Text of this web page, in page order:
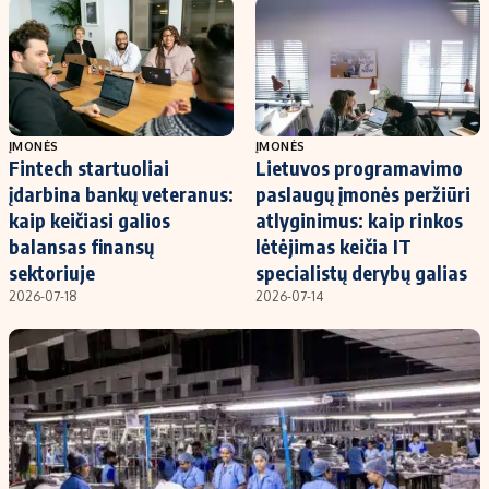
Kontaktai
Regionų naujienos
Indėlių palūkanos
ĮMONĖS
Fintech startuoliai
įdarbina bankų veteranus:
kaip keičiasi galios
balansas finansų
sektoriuje
2026-07-18
ĮMONĖS
Lietuvos programavimo
paslaugų įmonės peržiūri
atlyginimus: kaip rinkos
lėtėjimas keičia IT
specialistų derybų galias
2026-07-14